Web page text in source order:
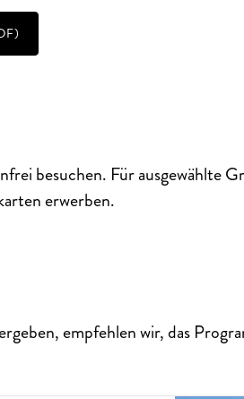
besuchen. Für ausgewählte
erwerben.
empfehlen wir, das